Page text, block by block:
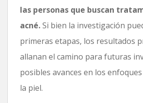
las personas que buscan
acné.Si bien la investigación
primeras etapas, los resultados
allanan el camino para futuras
posibles avances en los
la piel.